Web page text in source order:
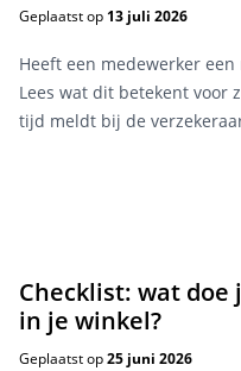
Geplaatst op 13 juli 2026
Heeft een medewerker
Lees wat dit betekent voor
tijd meldt bij de
Checklist: wat
in je winkel?
Geplaatst op25 juni 2026